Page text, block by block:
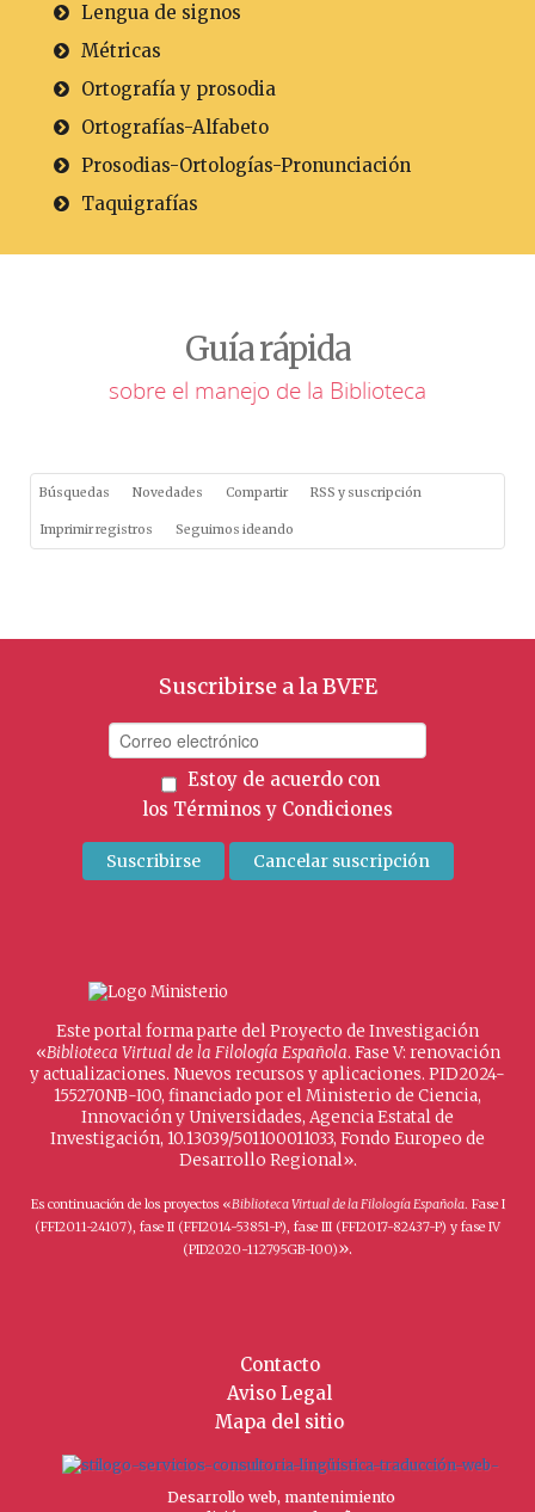
Lengua de signos
Métricas
Ortografía y prosodia
Ortografías-Alfabeto
Prosodias-Ortologías-Pronunciación
Taquigrafías
Guía rápida
sobre el manejo de la Biblioteca
Búsquedas Novedades Compartir RSS y suscripción
Imprimir registros Seguimos ideando
Suscribirse a la BVFE
Estoy de acuerdo con
los Términos y Condiciones
Este portal forma parte del Proyecto de Investigación
«Biblioteca Virtual de la Filología Española. Fase V: renovación
y actualizaciones. Nuevos recursos y aplicaciones. PID2024-
155270NB-I00, financiado por el Ministerio de Ciencia,
Innovación y Universidades, Agencia Estatal de
Investigación, 10.13039/501100011033, Fondo Europeo de
Desarrollo Regional».
Es continuación de los proyectos «Biblioteca Virtual de la Filología Española. Fase I
(FFI2011-24107), fase II (FFI2014-53851-P), fase III (FFI2017-82437-P) y fase IV
(PID2020-112795GB-I00)».
Contacto
Aviso Legal
Mapa del sitio
Desarrollo web, mantenimiento